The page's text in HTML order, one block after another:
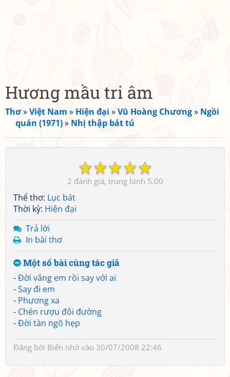
Hương mầu tri âm
Thơ»Việt Nam » Hiện đại »Vũ Hoàng Chương» Ngồi
quán (1971)» Nhị thập bát tú
☆
☆
☆
☆
☆
2 5.00
Thể thơ: Lục bát
Thời kỳ: Hiện đại
Trả lời
In bài thơ
Một số bài cùng tác giả
-Đời vắng em rồi say với ai
-Say đi em
- Phương xa
- Chén rượu đôi đường
-Đời tàn ngõ hẹp
Đăng bởi Biển nhớvào 30/07/2008 22:46